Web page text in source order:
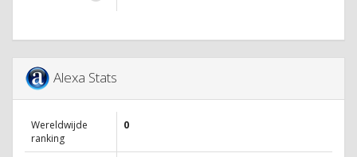
Alexa Stats
Wereldwijde
ranking
0